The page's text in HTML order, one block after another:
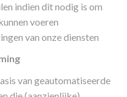
indien dit nodig is om
voeren
van onze diensten
van geautomatiseerde